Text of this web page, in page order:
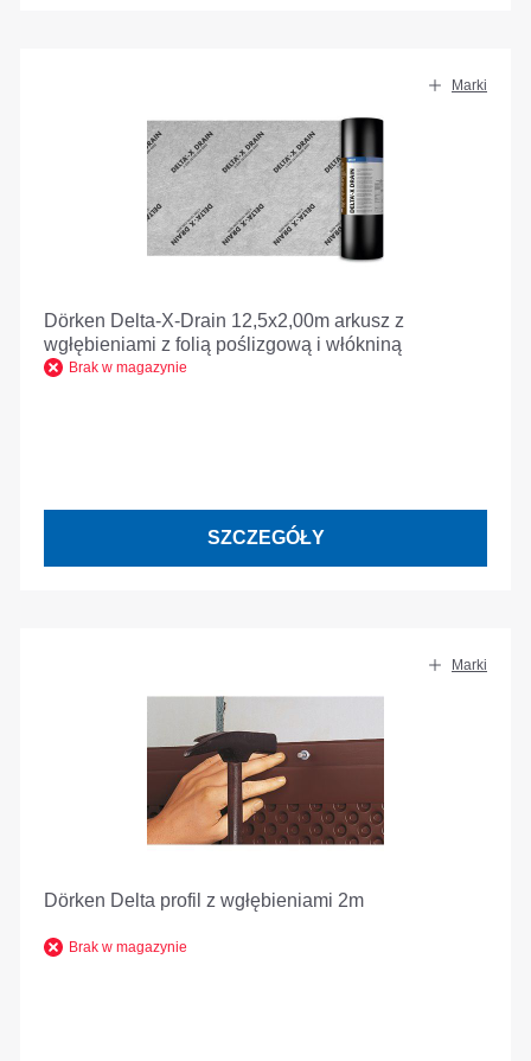
Marki
Dörken Delta-X-Drain 12,5x2,00m arkusz z
wgłębieniami z folią poślizgową i włókniną
Brak w magazynie
SZCZEGÓŁY
Marki
Dörken Delta profil z wgłębieniami 2m
Brak w magazynie